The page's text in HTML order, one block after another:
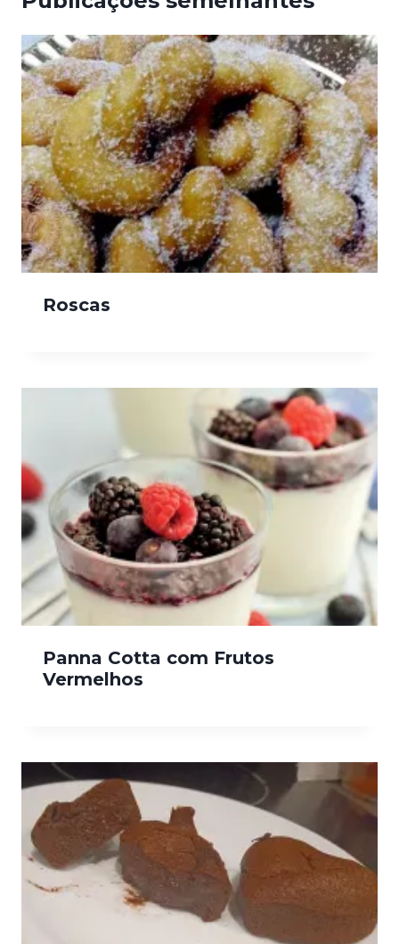
Roscas
Panna Cotta com Frutos
Vermelhos